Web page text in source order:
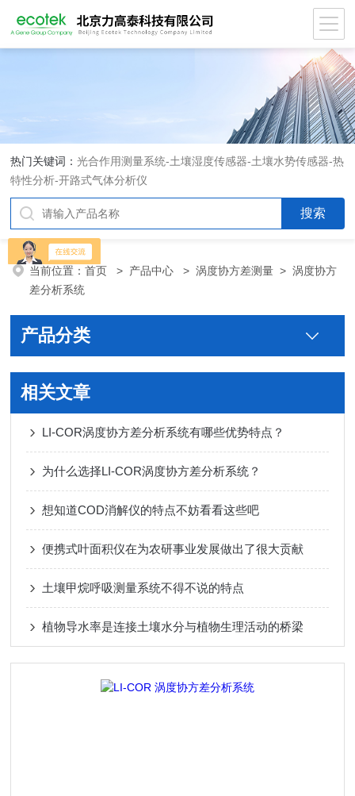
热门关键词：光合作用测量系统-土壤湿度传感器-土壤水势传感器-热
特性分析-开路式气体分析仪
当前位置：首页 > 产品中心 >涡度协方差测量 >涡度协方
差分析系统
产品分类
相关文章
LI-COR涡度协方差分析系统有哪些优势特点？
为什么选择LI-COR涡度协方差分析系统？
想知道COD消解仪的特点不妨看看这些吧
便携式叶面积仪在为农研事业发展做出了很大贡献
土壤甲烷呼吸测量系统不得不说的特点
植物导水率是连接土壤水分与植物生理活动的桥梁